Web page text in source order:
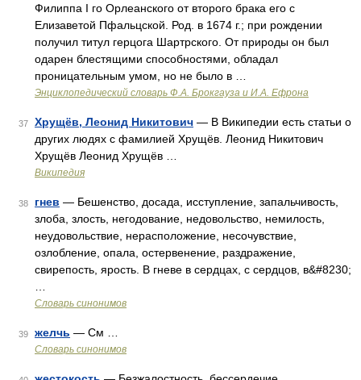
Филиппа I го Орлеанского от второго брака его с
Елизаветой Пфальцской. Род. в 1674 г.; при рождении
получил титул герцога Шартрского. От природы он был
одарен блестящими способностями, обладал
проницательным умом, но не было в …
Энциклопедический словарь Ф.А. Брокгауза и И.А. Ефрона
37 Хрущёв, Леонид Никитович — В Википедии есть статьи о
других людях с фамилией Хрущёв. Леонид Никитович
Хрущёв Леонид Хрущёв …
Википедия
38 гнев — Бешенство, досада, исступление, запальчивость,
злоба, злость, негодование, недовольство, немилость,
неудовольствие, нерасположение, несочувствие,
озлобление, опала, остервенение, раздражение,
свирепость, ярость. В гневе в сердцах, с сердцов, в&#8230;
Словарь синонимов
39 желчь — См …
Словарь синонимов